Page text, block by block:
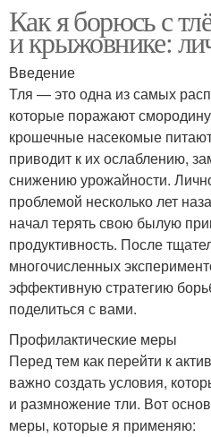
Как я борюсь с
и крыжовнике:
Введение
Тля — это одна из самых
которые поражают
крошечные насекомые
приводит к их ослаблению,
снижению урожайности.
проблемой несколько лет
начал терять свою былую
продуктивность. После
многочисленных
эффективную стратегию
поделиться с вами.
Профилактические меры
Перед тем как перейти к
важно создать условия,
и размножение тли. Вот
меры, которые я применяю: